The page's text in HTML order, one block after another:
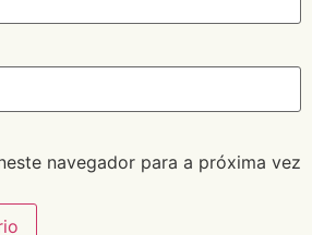
navegador para a próxima vez